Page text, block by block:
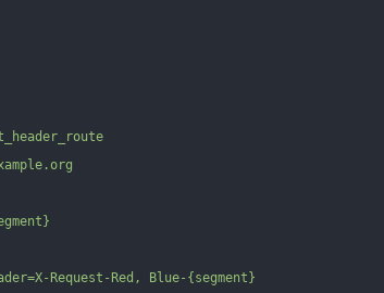
Request-Red, Blue-{segment}